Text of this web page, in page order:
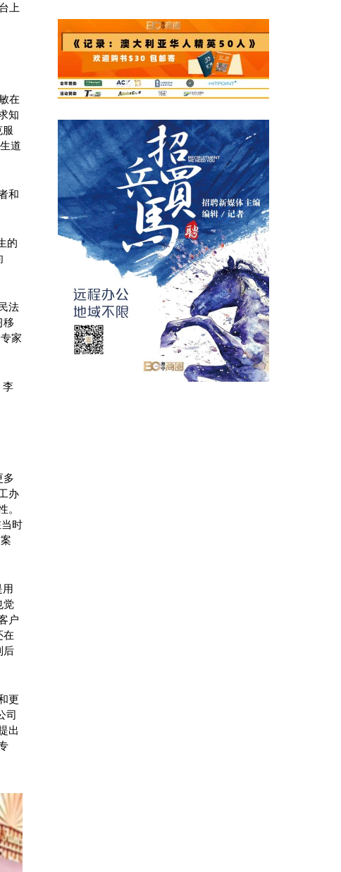
上
在
知
道
和
的
法
移
家
李
多
办
时
觉
户
在
后
更
司
出